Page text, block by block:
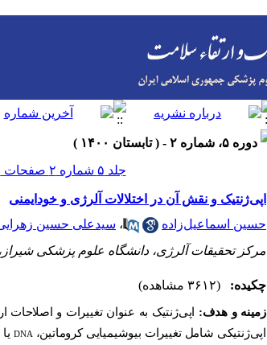
دوره ۵، شماره ۲ - ( تابستان ۱۴۰۰ )
جلد ۵ شماره ۲ صفحات ۲۲۷-۲۲۱
اپی‌ژنتیک و نقش آن در اختلالات آلرژی و خودایمنی
حسین اسماعیل‌زاده
، سیدعلی حسین
مرکز تحقیقات آلرژی، دانشگاه علوم پزشکی شیراز،
چکیده: (۳۶۱۲ مشاهده)
زمینه و هدف: اپی‌ژنتیک به عنوان تغییرات و اصلاحات
اپی‌ژنتیکی شامل تغییرات بیوشیمیایی کروماتین، DNAیا